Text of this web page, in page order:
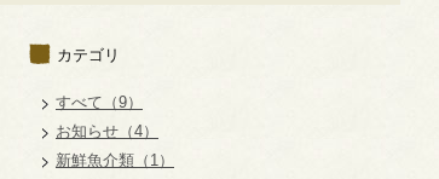
カテゴリ
すべて（9）
お知らせ（4）
新鮮魚介類（1）